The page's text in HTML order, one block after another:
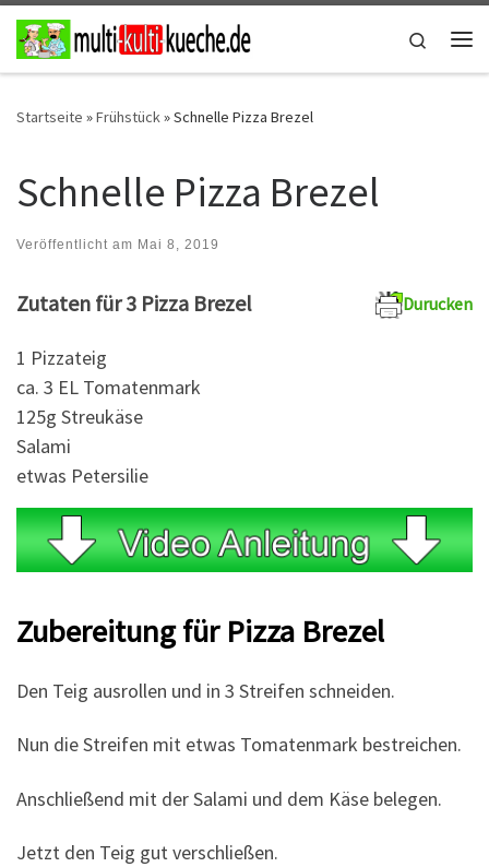
Zum Inhalt springen
Search
Startseite »Frühstück»Schnelle Pizza Brezel
Schnelle Pizza Brezel
Veröffentlicht am Mai 8, 2019
Durucken
Zutaten für 3 Pizza Brezel
1 Pizzateig
ca. 3 EL Tomatenmark
125g Streukäse
Salami
etwas Petersilie
Zubereitung für Pizza Brezel
Den Teig ausrollen und in 3 Streifen schneiden.
Nun die Streifen mit etwas Tomatenmark bestreichen.
Anschließend mit der Salami und dem Käse belegen.
Jetzt den Teig gut verschließen.